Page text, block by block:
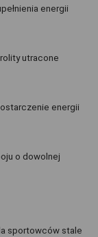
energii
utracone
energii
o dowolnej
sportowców stale